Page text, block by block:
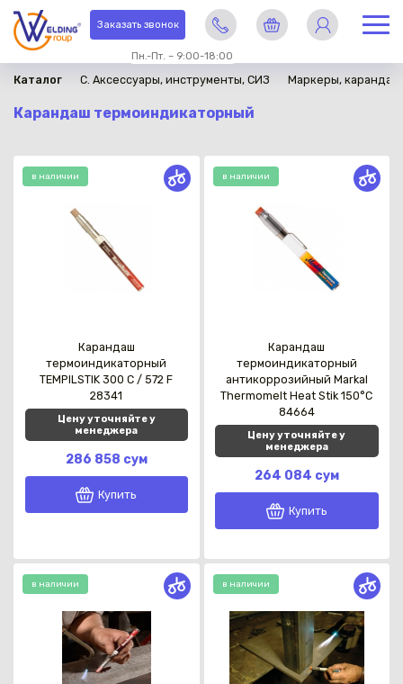
Заказать звонок
Пн.-Пт. – 9:00-18:00
Каталог C. Аксессуары, инструменты, СИЗ Маркеры,
Карандаш термоиндикаторный
в наличии
Карандаш
термоиндикаторный
TEMPILSTIK 300 C / 572 F
28341
Цену уточняйте у
менеджера
286 858 сум
Купить
в наличии
Карандаш
термоиндикаторный
антикоррозийный Markal
Thermomelt Heat Stik 150°C
84664
Цену уточняйте у
менеджера
264 084 сум
Купить
в наличии в наличии